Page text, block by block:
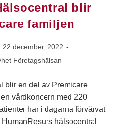
blir
familjen
22 december, 2022
Företagshälsan
blir en del av Premicare
vårdkoncern med 220
har i dagarna förvärvat
hälsocentral